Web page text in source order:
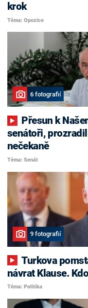
krok
Téma: Opozice
6 fotografií
senátoři,
nečekaně
Téma: Senát
9 fotografií
Turkova pomsta, nekonfliktní Havlíček i
návrat Klause.
Téma: Politika